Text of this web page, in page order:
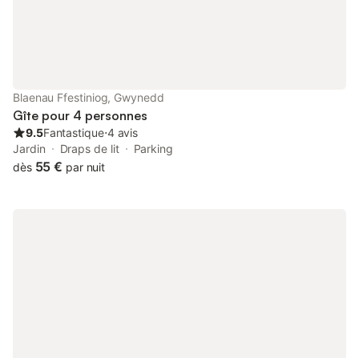
privé pour profiter de repas en plein air ou d'un verre de vin
sous les étoiles. N'oubliez pas de garder un œil sur le train à
vapeur qui passe au bout du jardin, ajoutant une touche de
nostalgie et de charme à votre séjour à Ny
Blaenau Ffestiniog, Gwynedd
Gîte pour 4 personnes
9.5Fantastique⋅4 avis
Jardin
Draps de lit
Parking
dès 55 € par nuit